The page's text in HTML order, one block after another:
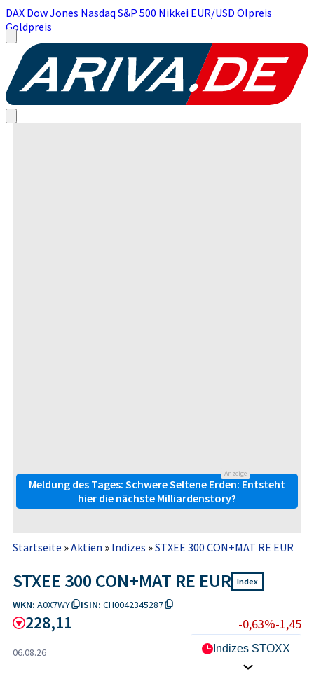
DAX Dow Jones Nasdaq S&P 500 Nikkei EUR/USD Ölpreis
Goldpreis
Anzeige
Meldung des Tages: Schwere Seltene Erden: Entsteht
hier die nächste Milliardenstory?
Startseite »Aktien » Indizes »STXEE 300 CON+MAT RE EUR
STXEE 300 CON+MAT RE EUR Index
WKN: A0X7WY ISIN: CH0042345287
228,11 -0,63%-1,45
06.08.26 Indizes STOXX